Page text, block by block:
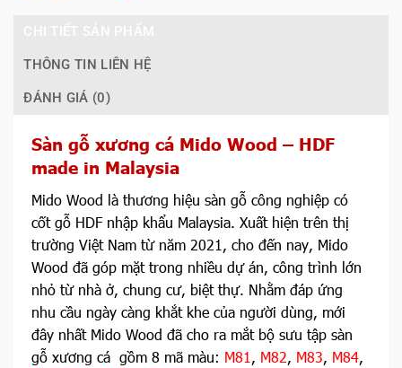
THÔNG TIN LIÊN HỆ
ĐÁNH GIÁ (0)
Sàn gỗ xương cá Mido Wood – HDF
made in Malaysia
Mido Wood là thương hiệu sàn gỗ công nghiệp có
cốt gỗ HDF nhập khẩu Malaysia. Xuất hiện trên thị
trường Việt Nam từ năm 2021, cho đến nay, Mido
Wood đã góp mặt trong nhiều dự án, công trình lớn
nhỏ từ nhà ở, chung cư, biệt thự. Nhằm đáp ứng
nhu cầu ngày càng khắt khe của người dùng, mới
đây nhất Mido Wood đã cho ra mắt bộ sưu tập sàn
gỗ xương cá gồm 8 mã màu: M81, M82, M83, M84,